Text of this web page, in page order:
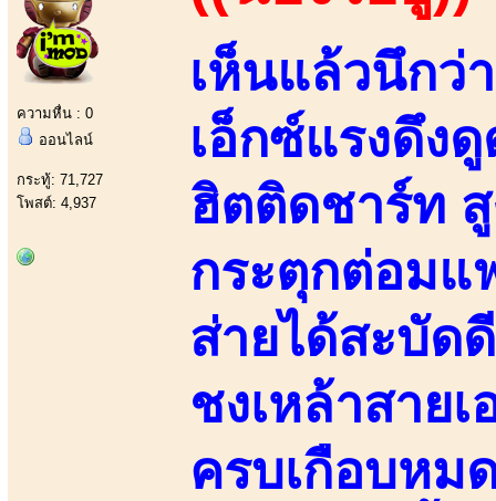
ความหื่น : 0
ออนไลน์
กระทู้: 71,727
โพสต์: 4,937
เห็นแล้วนึกว่
เอ็กซ์แรงดึง
ฮิตติดชาร์ท
กระตุกต่อมแ
ส่ายได้สะบัด
ชงเหล้าสาย
ครบเกือบหม